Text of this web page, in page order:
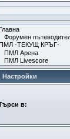
Настройки
в: